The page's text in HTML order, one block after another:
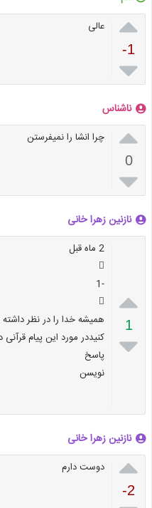

-1

عالی
ناشناس

0

چرا انشا را نمیفرستن
نازنین زهرا خانی

1

2 ماه قبل

-1

همیشه خدا را در نظر
کنیددر مورد این پیام
پاسخ
نویسن
نازنین زهرا خانی

-2
دوست دارم